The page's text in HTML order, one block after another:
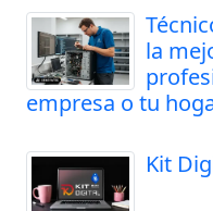
la
empresa o tu
Kit